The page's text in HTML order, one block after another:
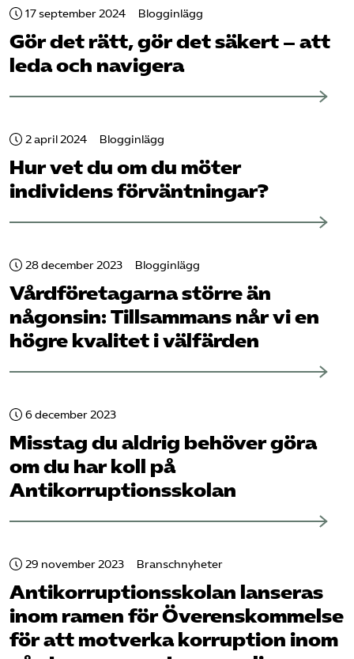
17 september 2024 Blogginlägg
Gör det rätt, gör det säkert – att
leda och navigera
2 april 2024 Blogginlägg
Hur vet du om du möter
individens förväntningar?
28 december 2023 Blogginlägg
Vård­företagarna större än
någonsin: Tillsammans når vi en
högre kvalitet i välfärden
6 december 2023
Misstag du aldrig behöver göra
om du har koll på
Antikorruptionsskolan
29 november 2023 Branschnyheter
Antikorruptionsskolan lanseras
inom ramen för Överenskommelse
för att motverka korruption inom